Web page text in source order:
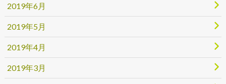
2019年6月
2019年5月
2019年4月
2019年3月